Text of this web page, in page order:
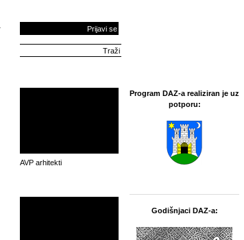
Prijavi se
AVP arhitekti
Program DAZ-a realiziran je uz
potporu:
Godišnjaci DAZ-a: